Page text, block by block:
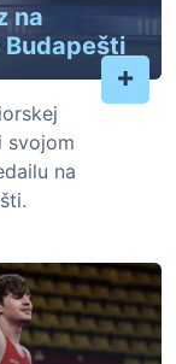
na
+
svojom
na